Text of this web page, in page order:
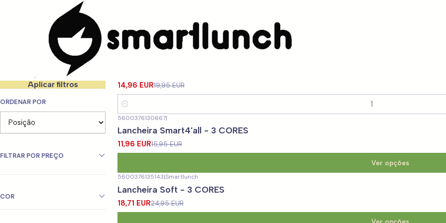
CARACTERISTICAS
Sacos Isótermicos de
Filtrar produtos
Aplicar filtros
ORDENAR POR
FILTRAR POR PREÇO
COR
14,96 EUR19,95 EUR
Quantidade
-25%DESCONTO
5600376130667|
Lancheira Smart4'all - 3 CORES
11,96 EUR15,95 EUR
Ver opções
DESCONTO
5600376135143|Smartlunch
Lancheira Soft - 3 CORES
18,71 EUR24,95 EUR